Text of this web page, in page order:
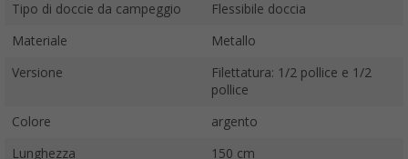
Tipo di doccie da campeggio Flessibile doccia
Materiale Metallo
Versione
Filettatura: 1/2 pollice e 1/2
pollice
Colore argento
Lunghezza 150 cm